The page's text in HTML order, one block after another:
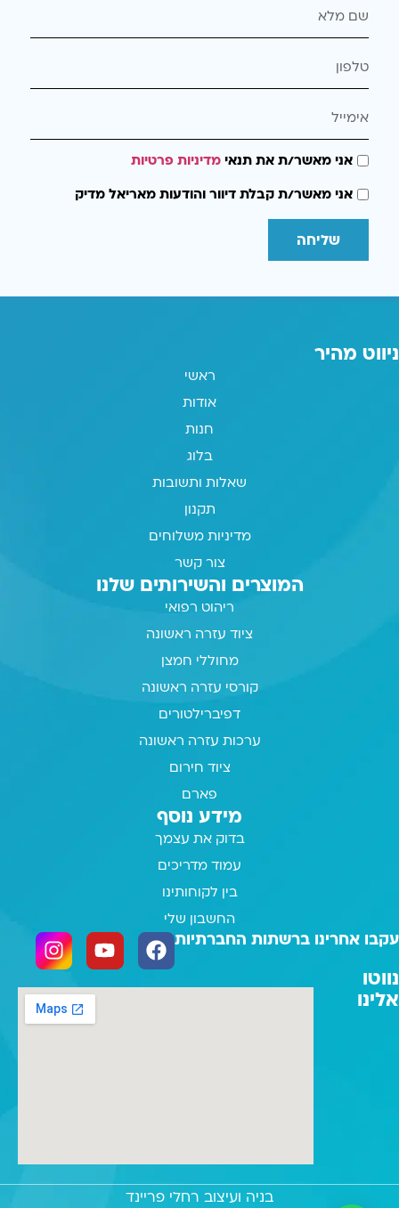
אני מאשר/ת את תנאימדיניות פרטיות
אני מאשר/ת קבלת דיוור והודעות מאריאל מדיק
שליחה
ניווט מהיר
ראשי
אודות
חנות
בלוג
שאלות ותשובות
תקנון
מדיניות משלוחים
צור קשר
המוצרים והשירותים שלנו
ריהוט רפואי
ציוד עזרה ראשונה
מחוללי חמצן
קורסי עזרה ראשונה
דפיברילטורים
ערכות עזרה ראשונה
ציוד חירום
פארם
מידע נוסף
בדוק את עצמך
עמוד מדריכים
בין לקוחותינו
החשבון שלי
עקבו אחרינו ברשתות החברתיות
נווטו
אלינו
בניה ועיצוב רחלי פריינד